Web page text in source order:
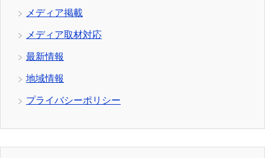
メディア掲載
メディア取材対応
最新情報
地域情報
プライバシーポリシー